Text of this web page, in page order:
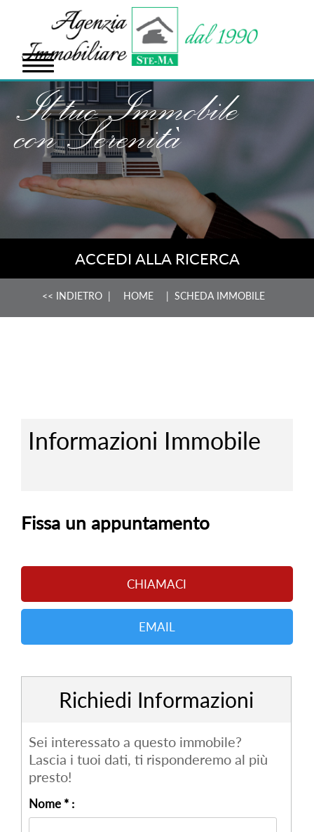
Il tuo Immobile
con Serenità
ACCEDI ALLA RICERCA
<< INDIETRO HOME | SCHEDA IMMOBILE
Informazioni Immobile
Fissa un appuntamento
CHIAMACI
EMAIL
Richiedi Informazioni
Sei interessato a questo immobile?
Lascia i tuoi dati, ti risponderemo al più
presto!
Nome * :